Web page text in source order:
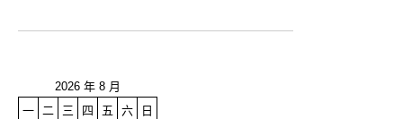
2026 年 8 月
一
二 三 四 五 六
日